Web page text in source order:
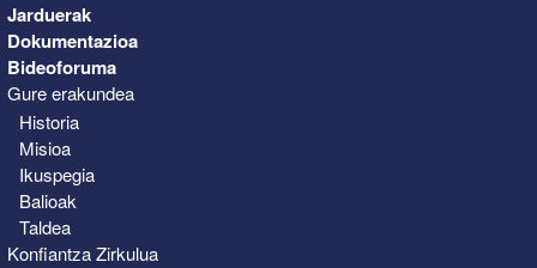
Jarduerak
Dokumentazioa
Bideoforuma
Gure erakundea
Historia
Misioa
Ikuspegia
Balioak
Taldea
Konfiantza Zirkulua